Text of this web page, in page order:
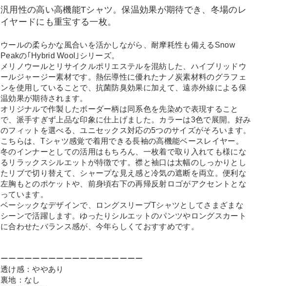
汎用性の高い高機能Tシャツ。保温効果が期待でき、冬場のレ
イヤードにも重宝する一枚。
ウールの柔らかな風合いを活かしながら、耐摩耗性も備えるSnow
Peakの｢Hybrid Wool｣シリーズ。
メリノウールとリサイクルポリエステルを混紡した、ハイブリッドウ
ールジャージー素材です。熱伝導性に優れたナノ炭素材料のグラフェ
ンを使用していることで、抗菌防臭効果に加えて、遠赤外線による保
温効果が期待されます。
オリジナルで作製したボーダー柄は同系色を先染めで表現すること
で、派手すぎず上品な印象に仕上げました。カラーは3色で展開。好み
のフィットを選べる、ユニセックス対応の5つのサイズがそろいます。
こちらは、Tシャツ感覚で着用できる長袖の高機能ベースレイヤー。
冬のインナーとしての活用はもちろん、一枚着で取り入れても様にな
るリラックスシルエットが特徴です。襟と袖口は太幅のしっかりとし
たリブで切り替えて、シャープな見え感と冷気の遮断を両立。便利な
左胸もとのポケットや、前身頃右下の再帰反射ロゴがアクセントとな
っています。
ベーシックなデザインで、ロングスリーブTシャツとしてさまざまな
シーンで活躍します。ゆったりシルエットのパンツやロングスカート
に合わせたバランス感が、今年らしくておすすめです。
ーーーーーーーーーーーーーーーーーー
透け感：ややあり
裏地：なし